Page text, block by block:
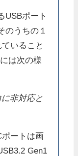
USBポート
のうちの１
いること
は次の様
非対応と
ートは画
Gen1